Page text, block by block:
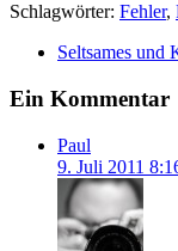
Schlagwörter: Fehler,
Seltsames und
Ein Kommentar
Paul
9. Juli 2011